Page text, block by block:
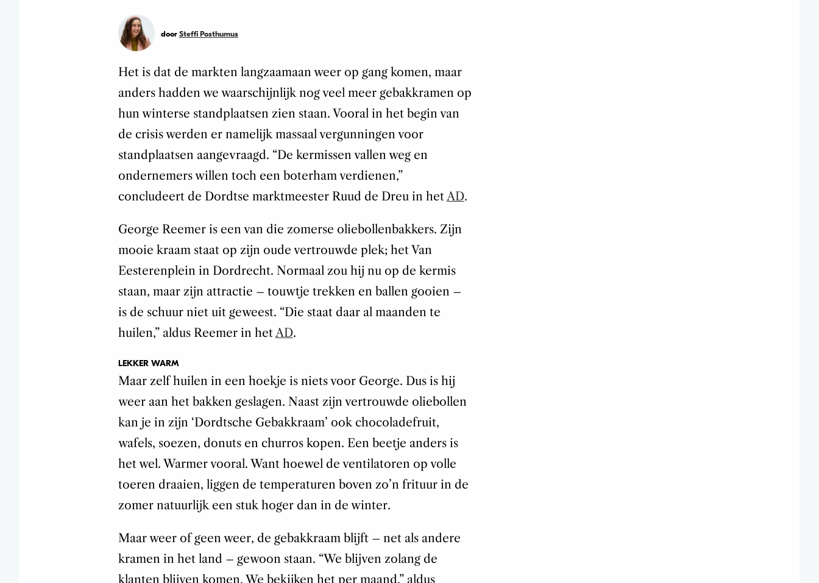
door Steffi Posthumus
Het is dat de markten langzaamaan weer op gang komen, maar
anders hadden we waarschijnlijk nog veel meer gebakkramen op
hun winterse standplaatsen zien staan. Vooral in het begin van
de crisis werden er namelijk massaal vergunningen voor
standplaatsen aangevraagd. “De kermissen vallen weg en
ondernemers willen toch een boterham verdienen,”
concludeert de Dordtse marktmeester Ruud de Dreu in hetAD.
George Reemer is een van die zomerse oliebollenbakkers. Zijn
mooie kraam staat op zijn oude vertrouwde plek; het Van
Eesterenplein in Dordrecht. Normaal zou hij nu op de kermis
staan, maar zijn attractie – touwtje trekken en ballen gooien –
is de schuur niet uit geweest. “Die staat daar al maanden te
huilen,” aldus Reemer in hetAD.
LEKKER WARM
Maar zelf huilen in een hoekje is niets voor George. Dus is hij
weer aan het bakken geslagen. Naast zijn vertrouwde oliebollen
kan je in zijn ‘Dordtsche Gebakkraam’ ook chocoladefruit,
wafels, soezen, donuts en churros kopen. Een beetje anders is
het wel. Warmer vooral. Want hoewel de ventilatoren op volle
toeren draaien, liggen de temperaturen boven zo’n frituur in de
zomer natuurlijk een stuk hoger dan in de winter.
Maar weer of geen weer, de gebakkraam blijft – net als andere
kramen in het land – gewoon staan. “We blijven zolang de
klanten blijven komen. We bekijken het per maand,” aldus